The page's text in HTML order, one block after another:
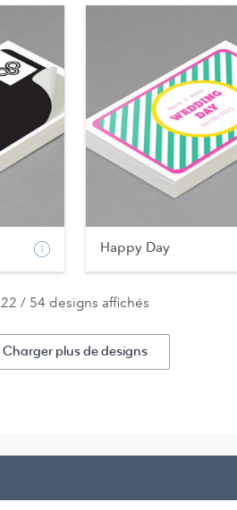
Happy Day
22 / 54 designs affichés
Charger plus de designs